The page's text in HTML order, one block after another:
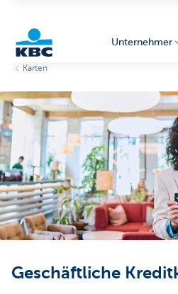
Unternehmer
Unternehmer
Karten
Geschäftliche